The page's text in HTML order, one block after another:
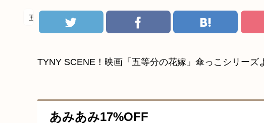
五等分の花嫁
TYNY SCENE！映画「五等分の花嫁」傘っこシリーズ
あみあみ17%OFF